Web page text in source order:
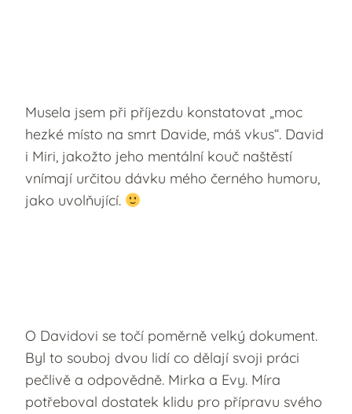
Musela jsem při příjezdu konstatovat „moc
hezké místo na smrt Davide, máš vkus“. David
i Miri, jakožto jeho mentální kouč naštěstí
vnímají určitou dávku mého černého humoru,
jako uvolňující.
O Davidovi se točí poměrně velký dokument.
Byl to souboj dvou lidí co dělají svoji práci
pečlivě a odpovědně. Mirka a Evy. Míra
potřeboval dostatek klidu pro přípravu svého